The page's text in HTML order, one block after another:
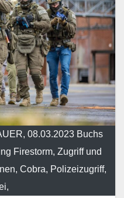
08.03.2023 Buchs
Firestorm, Zugriff und
Cobra, Polizeizugriff,